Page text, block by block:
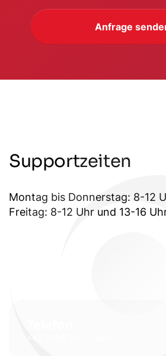
Anfrage
Supportzeiten
Montag bis Donnerstag: 8-12
Freitag: 8-12 Uhr und 13-16